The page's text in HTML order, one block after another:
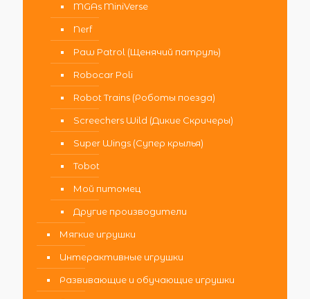
MGAs MiniVerse
Nerf
Paw Patrol (Щенячий патруль)
Robocar Poli
Robot Trains (Роботы поезда)
Screechers Wild (Дикие Скричеры)
Super Wings (Супер крылья)
Tobot
Мой питомец
Другие производители
Мягкие игрушки
Интерактивные игрушки
Развивающие и обучающие игрушки